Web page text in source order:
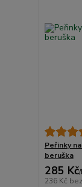
Peřinky
beruška
285 Kč/
236 Kč